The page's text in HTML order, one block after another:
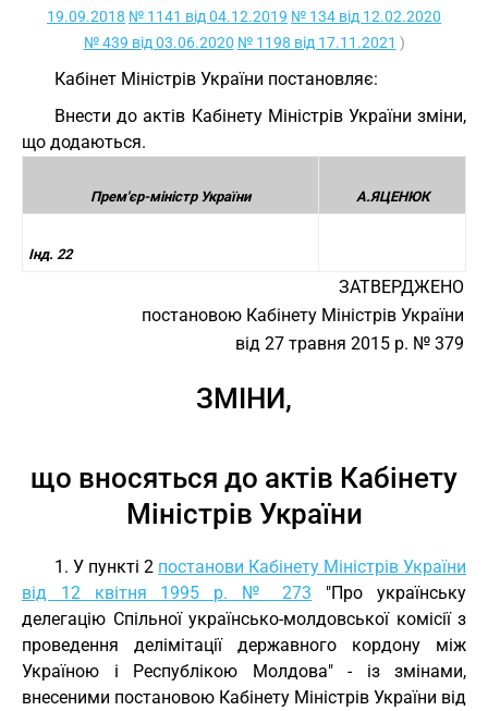
19.09.2018 № 1141 від 04.12.2019 № 134 від 12.02.2020
№ 439 від 03.06.2020 № 1198 від 17.11.2021 )
Кабінет Міністрів України постановляє:
Внести до актів Кабінету Міністрів України зміни,
що додаються.
Прем'єр-міністр України А.ЯЦЕНЮК
Інд. 22
ЗАТВЕРДЖЕНО
постановою Кабінету Міністрів України
від 27 травня 2015 р. № 379
ЗМІНИ,
що вносяться до актів Кабінету
Міністрів України
1. У пункті 2 постанови Кабінету Міністрів України
від 12 квітня 1995 р. № 273 "Про українську
делегацію Спільної українсько-молдовської комісії з
проведення делімітації державного кордону між
Україною і Республікою Молдова" - із змінами,
внесеними постановою Кабінету Міністрів України від